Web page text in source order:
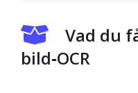
Vad du
bild‑OCR